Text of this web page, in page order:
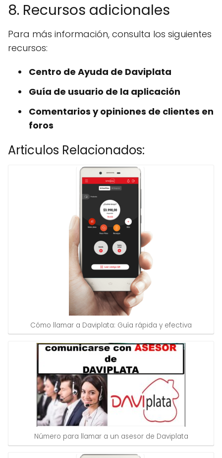
8. Recursos adicionales
Para más información, consulta los siguientes
recursos:
Centro de Ayuda de Daviplata
Guía de usuario de la aplicación
Comentarios y opiniones de clientes en
foros
Articulos Relacionados:
Cómo llamar a Daviplata: Guía rápida y efectiva
Número para llamar a un asesor de Daviplata